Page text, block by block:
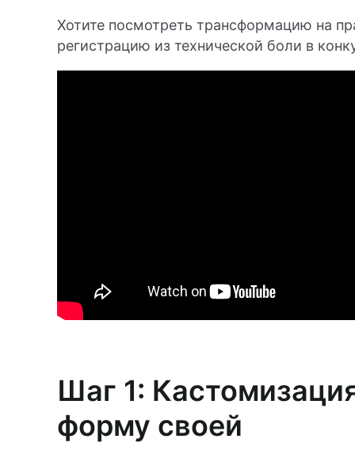
Хотите посмотреть трансформацию на
регистрацию из технической боли в
Шаг 1:
форму своей